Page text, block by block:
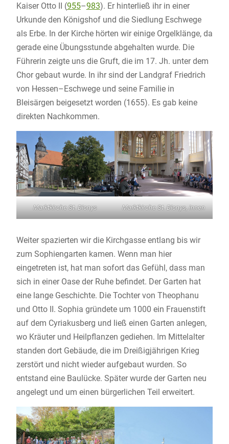
Kaiser Otto II (955–983). Er hinterließ ihr in einer
Urkunde den Königshof und die Siedlung Eschwege
als Erbe. In der Kirche hörten wir einige Orgelklänge, da
gerade eine Übungsstunde abgehalten wurde. Die
Führerin zeigte uns die Gruft, die im 17. Jh. unter dem
Chor gebaut wurde. In ihr sind der Landgraf Friedrich
von Hessen–Eschwege und seine Familie in
Bleisärgen beigesetzt worden (1655). Es gab keine
direkten Nachkommen.
Marktkirche St. Dionys Marktkirche St. Dionys, innen
Weiter spazierten wir die Kirchgasse entlang bis wir
zum Sophiengarten kamen. Wenn man hier
eingetreten ist, hat man sofort das Gefühl, dass man
sich in einer Oase der Ruhe befindet. Der Garten hat
eine lange Geschichte. Die Tochter von Theophanu
und Otto II. Sophia gründete um 1000 ein Frauenstift
auf dem Cyriakusberg und ließ einen Garten anlegen,
wo Kräuter und Heilpflanzen gediehen. Im Mittelalter
standen dort Gebäude, die im Dreißigjährigen Krieg
zerstört und nicht wieder aufgebaut wurden. So
entstand eine Baulücke. Später wurde der Garten neu
angelegt und um einen bürgerlichen Teil erweitert.